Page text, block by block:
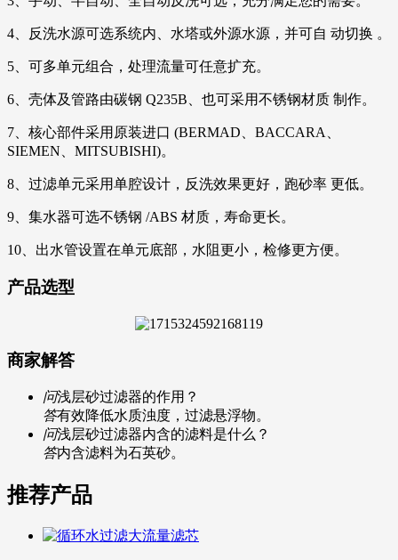
4、反洗水源可选系统内、水塔或外源水源，并可自 动切换 。
5、可多单元组合，处理流量可任意扩充。
6、壳体及管路由碳钢 Q235B、也可采用不锈钢材质 制作。
7、核心部件采用原装进口 (BERMAD、BACCARA、
SIEMEN、MITSUBISHI)。
8、过滤单元采用单腔设计，反洗效果更好，跑砂率 更低。
9、集水器可选不锈钢 /ABS 材质，寿命更长。
10、出水管设置在单元底部，水阻更小，检修更方便。
产品选型
商家解答
问浅层砂过滤器的作用？
答有效降低水质浊度，过滤悬浮物。
问浅层砂过滤器内含的滤料是什么？
答内含滤料为石英砂。
推荐产品